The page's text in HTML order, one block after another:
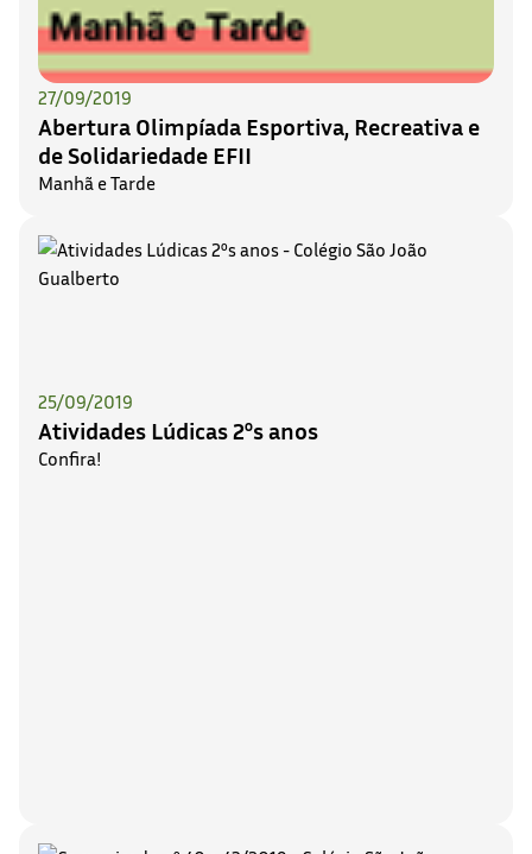
27/09/2019
Abertura Olimpíada Esportiva, Recreativa e
de Solidariedade EFII
Manhã e Tarde
25/09/2019
Atividades Lúdicas 2ºs anos
Confira!